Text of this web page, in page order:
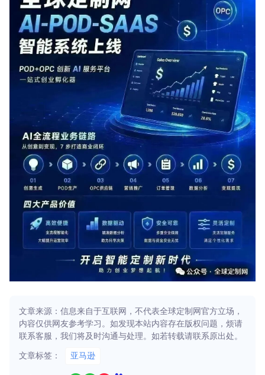
文章来源：信息来自于互联网，不代表全球定制网官方立场，
内容仅供网友参考学习。如发现本站内容存在版权问题，烦请
联系客服，我们将及时沟通与处理。如若转载请联系原出处。
文章标签： 亚马逊